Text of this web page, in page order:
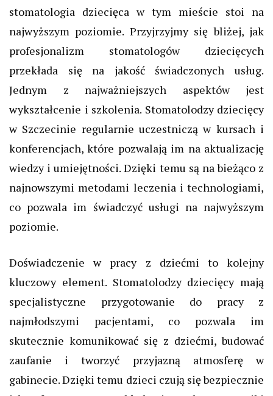
stomatologia dziecięca w tym mieście stoi na
najwyższym poziomie. Przyjrzyjmy się bliżej, jak
profesjonalizm stomatologów dziecięcych
przekłada się na jakość świadczonych usług.
Jednym z najważniejszych aspektów jest
wykształcenie i szkolenia. Stomatolodzy dziecięcy
w Szczecinie regularnie uczestniczą w kursach i
konferencjach, które pozwalają im na aktualizację
wiedzy i umiejętności. Dzięki temu są na bieżąco z
najnowszymi metodami leczenia i technologiami,
co pozwala im świadczyć usługi na najwyższym
poziomie.
Doświadczenie w pracy z dziećmi to kolejny
kluczowy element. Stomatolodzy dziecięcy mają
specjalistyczne przygotowanie do pracy z
najmłodszymi pacjentami, co pozwala im
skutecznie komunikować się z dziećmi, budować
zaufanie i tworzyć przyjazną atmosferę w
gabinecie. Dzięki temu dzieci czują się bezpiecznie